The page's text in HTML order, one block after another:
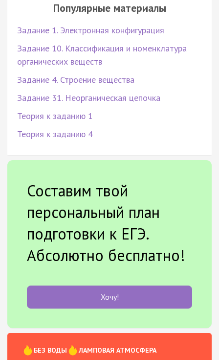
Популярные материалы
Задание 1. Электронная конфигурация
Задание 10. Классификация и номенклатура
органических веществ
Задание 4. Строение вещества
Задание 31. Неорганическая цепочка
Теория к заданию 1
Теория к заданию 4
Составим твой
персональный план
подготовки к ЕГЭ.
Абсолютно бесплатно!
Хочу!
БЕЗ ВОДЫ
ЛАМПОВАЯ АТМОСФЕРА